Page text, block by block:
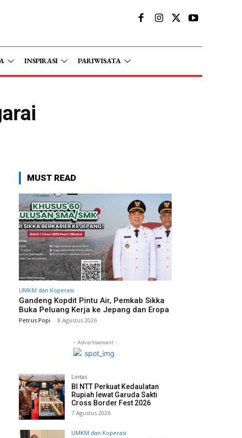
INSPIRASI PARIWISATA
MUST READ
UMKM dan Koperasi
Gandeng Kopdit Pintu Air, Pemkab Sikka
Buka Peluang Kerja ke Jepang dan Eropa
Petrus Popi - 8 Agustus 2026
- Advertisement -
Lintas
BI NTT Perkuat Kedaulatan
Rupiah lewat Garuda Sakti
Cross Border Fest 2026
7 Agustus 2026
UMKM dan Koperasi